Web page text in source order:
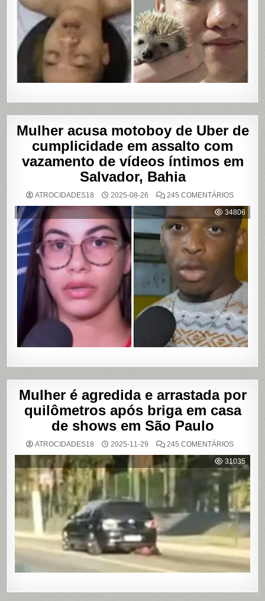
Mulher acusa motoboy de Uber de
cumplicidade em assalto com
vazamento de vídeos íntimos em
Salvador, Bahia
ATROCIDADES18 2025-08-26 245 COMENTÁRIOSEM
ACUSA
DE
UBER
DE
EM
DE
VÍDEOS
ÍNTIMOS
EM
BAHIA
34806
Mulher é agredida e arrastada por
quilômetros após briga em casa
de shows em São Paulo
ATROCIDADES18 2025-11-29 245 COMENTÁRIOSEM
É
E
POR
APÓS
BRIGA
EM
CASA
SHOWS
SÃO
PAULO
31035